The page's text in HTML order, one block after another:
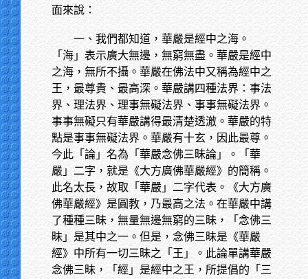
面來說：
一、我們都知道，華嚴是經中之海。
「海」表示廣大無邊，無窮無盡。華嚴是經中
之海，無所不攝。華嚴在佛法中又稱為經中之
王，最尊貴、最高深。華嚴講四種法界：事法
界、理法界、理事無礙法界、事事無礙法界。
事事無礙只有華嚴講得最清楚透澈。華嚴的特
點是事事無礙法界。華嚴有十玄，因此最尊。
今此「論」名為「華嚴念佛三昧論」。「華
嚴」二字，就是《大方廣佛華嚴經》的簡稱。
此名太長，故取「華嚴」二字代表。《大方廣
佛華嚴經》是圓教，乃最高之法。在華嚴中講
了種種三昧，無量無邊無窮的三昧，「念佛三
昧」是其中之一。但是，念佛三昧是《華嚴
經》中所有一切三昧之「王」。此論單講華嚴
念佛三昧，「經」是經中之王，所提倡的「三